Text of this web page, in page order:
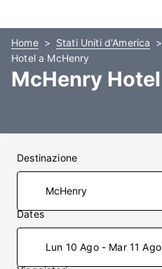
Home Stati Uniti d'America
Hotel a McHenry
McHenry Hotel
Destinazione
Dates
Lun 10 Ago - Mar 11 Ago